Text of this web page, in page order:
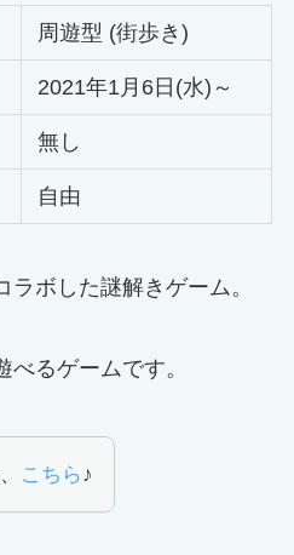
周遊型 (街歩き)
2021年1月6日(水)～
無し
自由
ラボした謎解きゲーム。
るゲームです。
こちら♪